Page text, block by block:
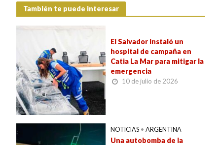
También te puede interesar
El Salvador instaló un
hospital de campaña en
Catia La Mar para mitigar la
emergencia
10 de julio de 2026
NOTICIAS • ARGENTINA
Una autobomba de la